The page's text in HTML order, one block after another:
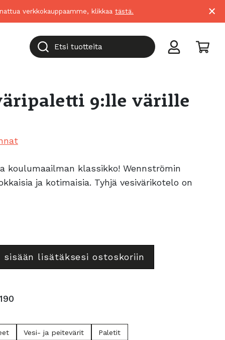
verkkokauppaamme, klikkaa tästä. ×
Etsi tuotteita
9:lle värille
koulumaailman klassikko! Wennströmin
ja kotimaisia. Tyhjä vesivärikotelo on
sisään lisätäksesi ostoskoriin
Vesi- ja peitevärit Paletit